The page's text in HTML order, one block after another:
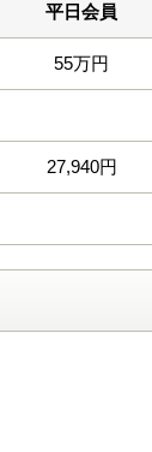
平日会員
55万円
27,940円